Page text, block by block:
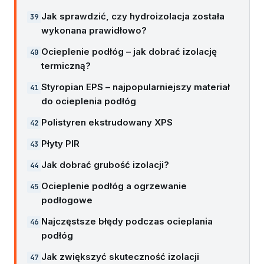
Jak sprawdzić, czy hydroizolacja została
wykonana prawidłowo?
Ocieplenie podłóg – jak dobrać izolację
termiczną?
Styropian EPS – najpopularniejszy materiał
do ocieplenia podłóg
Polistyren ekstrudowany XPS
Płyty PIR
Jak dobrać grubość izolacji?
Ocieplenie podłóg a ogrzewanie
podłogowe
Najczęstsze błędy podczas ocieplania
podłóg
Jak zwiększyć skuteczność izolacji